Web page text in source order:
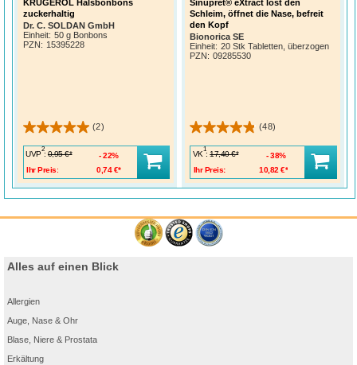
KRÜGEROL Halsbonbons
zuckerhaltig
Dr. C. SOLDAN GmbH
Einheit: 50 g Bonbons
PZN: 15395228
(2)
UVP
2
: 0,95 €*
Ihr Preis:
0,74 €*
22%
Sinupret® eXtract löst den
Schleim, öffnet die Nase, befreit
den Kopf
Bionorica SE
Einheit: 20 Stk Tabletten, überzogen
PZN: 09285530
(48)
VK
1
: 17,40 €*
Ihr Preis:
10,82 €*
38%
Alles auf einen Blick
Allergien
Auge, Nase & Ohr
Blase, Niere & Prostata
Erkältung